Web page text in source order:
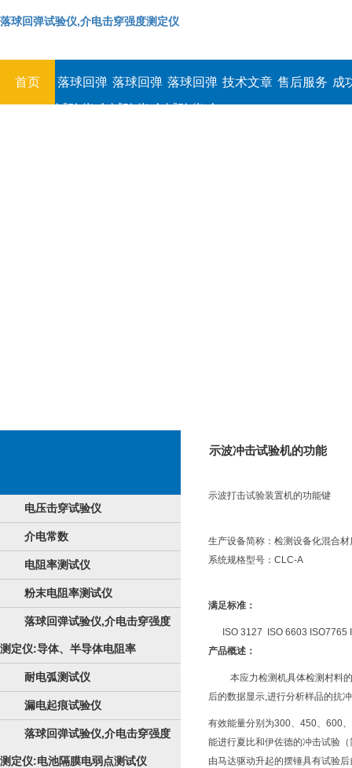
落球回弹试验仪,介电击穿强度测定仪
首页
落球回弹
试验仪,介
落球回弹
试验仪,介
落球回弹
试验仪,介
技术文章 售后服务 成
电压击穿试验仪
介电常数
电阻率测试仪
粉末电阻率测试仪
落球回弹试验仪,介电击穿强度
测定仪:导体、半导体电阻率
耐电弧测试仪
漏电起痕试验仪
落球回弹试验仪,介电击穿强度
测定仪:电池隔膜电弱点测试仪
示波冲击试验机的功能
示波打击试验装置机的功能键
生产设备简称：检测设备化混合
系统规格型号：CLC-A
满足标准：
ISO 3127 ISO 6603 ISO7765
产品概述：
本应力检测机具体检测村料
后的数据显示,进行分析样品的抗
有效能量分别为300、450、600
能进行夏比和伊佐德的冲击试验
由马达驱动升起的摆锤具有试验